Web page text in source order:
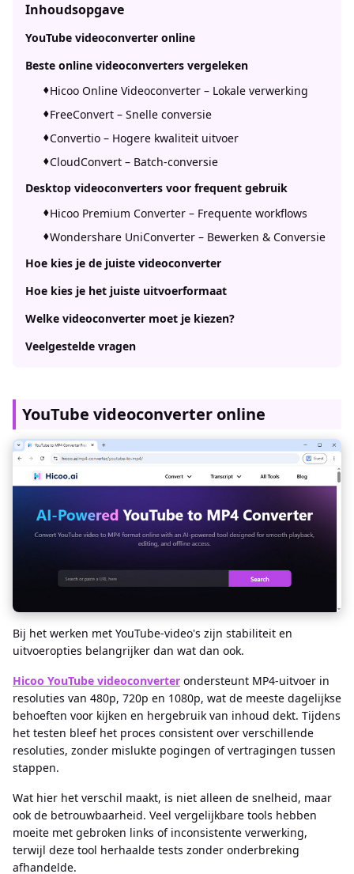
Inhoudsopgave
YouTube videoconverter online
Beste online videoconverters vergeleken
Hicoo Online Videoconverter – Lokale verwerking
FreeConvert – Snelle conversie
Convertio – Hogere kwaliteit uitvoer
CloudConvert – Batch-conversie
Desktop videoconverters voor frequent gebruik
Hicoo Premium Converter – Frequente workflows
Wondershare UniConverter – Bewerken & Conversie
Hoe kies je de juiste videoconverter
Hoe kies je het juiste uitvoerformaat
Welke videoconverter moet je kiezen?
Veelgestelde vragen
YouTube videoconverter online
Bij het werken met YouTube-video's zijn stabiliteit en
uitvoeropties belangrijker dan wat dan ook.
Hicoo YouTube videoconverter ondersteunt MP4-uitvoer in
resoluties van 480p, 720p en 1080p, wat de meeste dagelijkse
behoeften voor kijken en hergebruik van inhoud dekt. Tijdens
het testen bleef het proces consistent over verschillende
resoluties, zonder mislukte pogingen of vertragingen tussen
stappen.
Wat hier het verschil maakt, is niet alleen de snelheid, maar
ook de betrouwbaarheid. Veel vergelijkbare tools hebben
moeite met gebroken links of inconsistente verwerking,
terwijl deze tool herhaalde tests zonder onderbreking
afhandelde.